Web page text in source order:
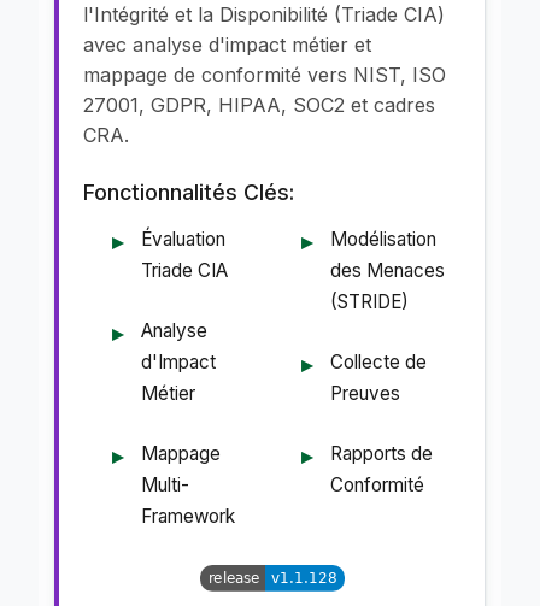
l'Intégrité et la Disponibilité (Triade CIA)
avec analyse d'impact métier et
mappage de conformité vers NIST, ISO
27001, GDPR, HIPAA, SOC2 et cadres
CRA.
Fonctionnalités Clés:
Évaluation
Triade CIA
Analyse
d'Impact
Métier
Mappage
Multi-
Framework
Modélisation
des Menaces
(STRIDE)
Collecte de
Preuves
Rapports de
Conformité